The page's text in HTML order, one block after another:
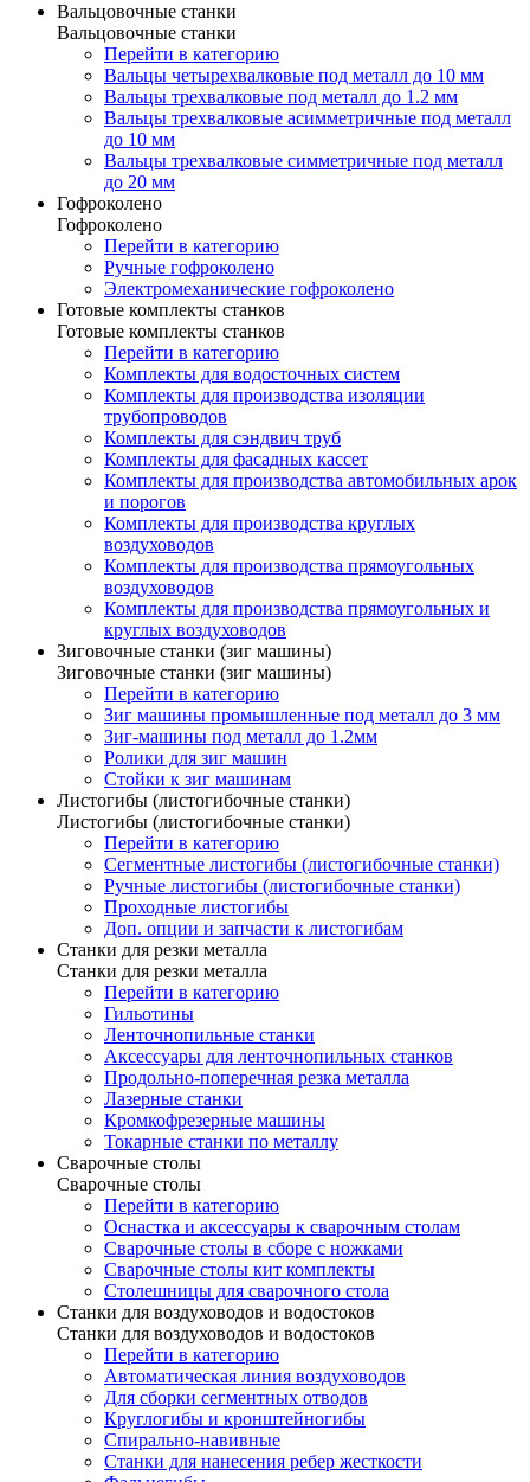
Вальцовочные станки
Вальцовочные станки
Перейти в категорию
Вальцы четырехвалковые под металл до 10 мм
Вальцы трехвалковые под металл до 1.2 мм
Вальцы трехвалковые асимметричные под металл
до 10 мм
Вальцы трехвалковые симметричные под металл
до 20 мм
Гофроколено
Гофроколено
Перейти в категорию
Ручные гофроколено
Электромеханические гофроколено
Готовые комплекты станков
Готовые комплекты станков
Перейти в категорию
Комплекты для водосточных систем
Комплекты для производства изоляции
трубопроводов
Комплекты для сэндвич труб
Комплекты для фасадных кассет
Комплекты для производства автомобильных арок
и порогов
Комплекты для производства круглых
воздуховодов
Комплекты для производства прямоугольных
воздуховодов
Комплекты для производства прямоугольных и
круглых воздуховодов
Зиговочные станки (зиг машины)
Зиговочные станки (зиг машины)
Перейти в категорию
Зиг машины промышленные под металл до 3 мм
Зиг-машины под металл до 1.2мм
Ролики для зиг машин
Стойки к зиг машинам
Листогибы (листогибочные станки)
Листогибы (листогибочные станки)
Перейти в категорию
Сегментные листогибы (листогибочные станки)
Ручные листогибы (листогибочные станки)
Проходные листогибы
Доп. опции и запчасти к листогибам
Станки для резки металла
Станки для резки металла
Перейти в категорию
Гильотины
Ленточнопильные станки
Аксессуары для ленточнопильных станков
Продольно-поперечная резка металла
Лазерные станки
Кромкофрезерные машины
Токарные станки по металлу
Сварочные столы
Сварочные столы
Перейти в категорию
Оснастка и аксессуары к сварочным столам
Сварочные столы в сборе с ножками
Сварочные столы кит комплекты
Столешницы для сварочного стола
Станки для воздуховодов и водостоков
Станки для воздуховодов и водостоков
Перейти в категорию
Автоматическая линия воздуховодов
Для сборки сегментных отводов
Круглогибы и кронштейногибы
Спирально-навивные
Станки для нанесения ребер жесткости